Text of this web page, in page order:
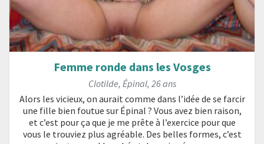
Femme ronde dans les Vosges
Clotilde, Épinal, 26 ans
Alors les vicieux, on aurait comme dans l’idée de se farcir
une fille bien foutue sur Épinal ? Vous avez bien raison,
et c’est pour ça que je me prête à l’exercice pour que
vous le trouviez plus agréable. Des belles formes, c’est